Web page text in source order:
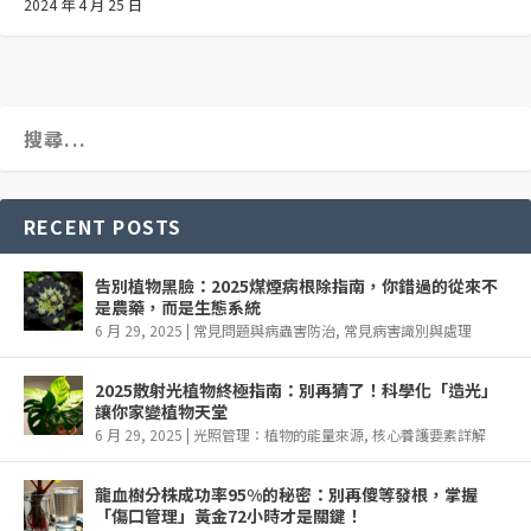
2024 年 4 月 25 日
RECENT POSTS
告別植物黑臉：2025煤煙病根除指南，你錯過的從來不
是農藥，而是生態系統
6 月 29, 2025 | 常見問題與病蟲害防治, 常見病害識別與處理
2025散射光植物終極指南：別再猜了！科學化「造光」
讓你家變植物天堂
6 月 29, 2025 | 光照管理：植物的能量來源, 核心養護要素詳解
龍血樹分株成功率95%的秘密：別再傻等發根，掌握
「傷口管理」黃金72小時才是關鍵！